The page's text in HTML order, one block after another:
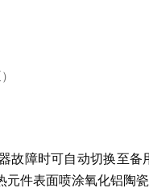
故障时可自动切换至
件表面喷涂氧化铝陶